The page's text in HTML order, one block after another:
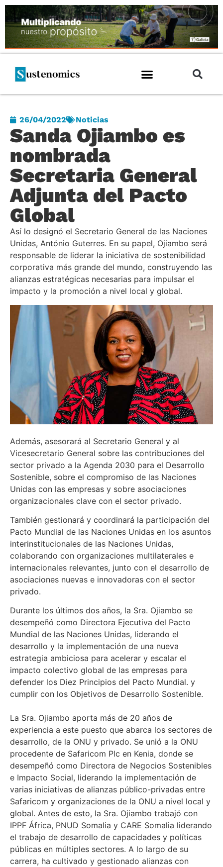
26/04/2022 Noticias
Sanda Ojiambo es
nombrada
Secretaria General
Adjunta del Pacto
Global
Así lo designó el Secretario General de las Naciones
Unidas, António Guterres. En su papel, Ojiambo será
responsable de liderar la iniciativa de sostenibilidad
corporativa más grande del mundo, construyendo las
alianzas estratégicas necesarias para impulsar el
impacto y la promoción a nivel local y global.
Además, asesorará al Secretario General y al
Vicesecretario General sobre las contribuciones del
sector privado a la Agenda 2030 para el Desarrollo
Sostenible, sobre el compromiso de las Naciones
Unidas con las empresas y sobre asociaciones
organizacionales clave con el sector privado.
También gestionará y coordinará la participación del
Pacto Mundial de las Naciones Unidas en los asuntos
interinstitucionales de las Naciones Unidas,
colaborando con organizaciones multilaterales e
internacionales relevantes, junto con el desarrollo de
asociaciones nuevas e innovadoras con el sector
privado.
Durante los últimos dos años, la Sra. Ojiambo se
desempeñó como Directora Ejecutiva del Pacto
Mundial de las Naciones Unidas, liderando el
desarrollo y la implementación de una nueva
estrategia ambiciosa para acelerar y escalar el
impacto colectivo global de las empresas para
defender los Diez Principios del Pacto Mundial. y
cumplir con los Objetivos de Desarrollo Sostenible.
La Sra. Ojiambo aporta más de 20 años de
experiencia a este puesto que abarca los sectores de
desarrollo, de la ONU y privado. Se unió a la ONU
procedente de Safaricom Plc en Kenia, donde se
desempeñó como Directora de Negocios Sostenibles
e Impacto Social, liderando la implementación de
varias iniciativas de alianzas público-privadas entre
Safaricom y organizaciones de la ONU a nivel local y
global. Antes de esto, la Sra. Ojiambo trabajó con
IPPF África, PNUD Somalia y CARE Somalia liderando
el trabajo de desarrollo de capacidades y políticas
públicas en múltiples sectores. A lo largo de su
carrera, ha cultivado y gestionado alianzas con